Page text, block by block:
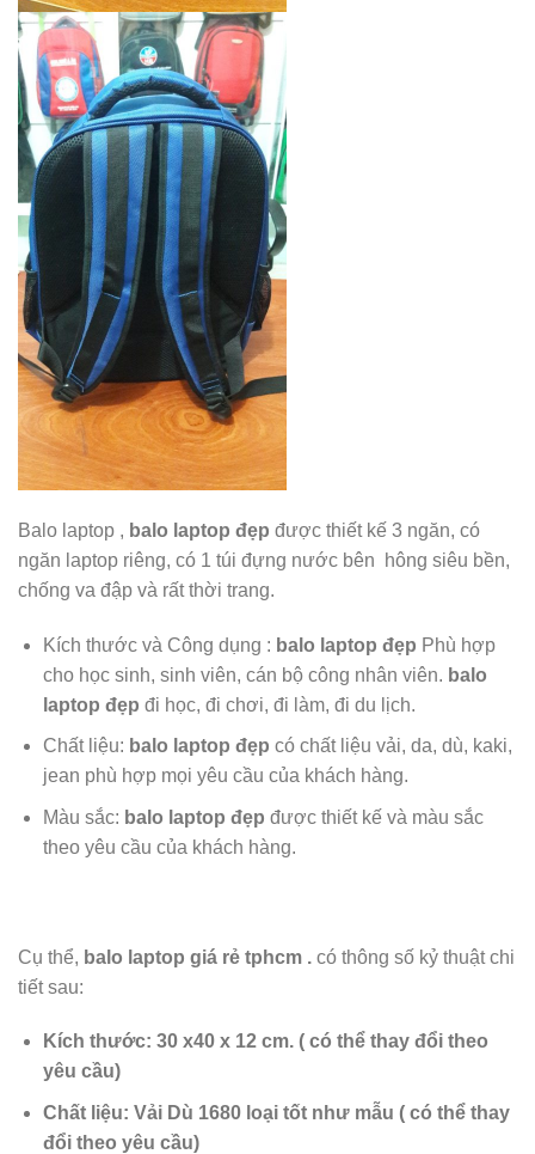
Balo laptop , balo laptop đẹp được thiết kế 3 ngăn, có
ngăn laptop riêng, có 1 túi đựng nước bên hông siêu bền,
chống va đập và rất thời trang.
Kích thước và Công dụng : balo laptop đẹp Phù hợp
cho học sinh, sinh viên, cán bộ công nhân viên. balo
laptop đẹp đi học, đi chơi, đi làm, đi du lịch.
Chất liệu: balo laptop đẹp có chất liệu vải, da, dù, kaki,
jean phù hợp mọi yêu cầu của khách hàng.
Màu sắc: balo laptop đẹp được thiết kế và màu sắc
theo yêu cầu của khách hàng.
Cụ thể, balo laptop giá rẻ tphcm . có thông số kỷ thuật chi
tiết sau:
Kích thước: 30 x40 x 12 cm.( có thể thay đổi theo
yêu cầu)
Chất liệu: Vải Dù 1680 loại tốt như mẫu ( có thể thay
đổi theo yêu cầu)